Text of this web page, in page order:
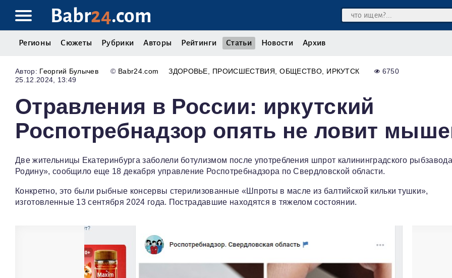
Babr24.com
Регионы Сюжеты Рубрики Авторы Рейтинги Статьи Новости Архив
Георгий Булычев © Babr24.com ЗДОРОВЬЕ ПРОИСШЕСТВИЯ ОБЩЕСТВО ИРКУТСК
6750
25.12.2024, 13:49
Отравления в России: иркутский
Роспотребнадзор опять не ловит
Две жительницы Екатеринбурга заболели ботулизмом после употребления шпрот калининградского
Родину», сообщило еще 18 декабря управление Роспотребнадзора по Свердловской области.
Конкретно, это были рыбные консервы стерилизованные «Шпроты в масле из балтийской кильки тушки»,
изготовленные 13 сентября 2024 года. Пострадавшие находятся в тяжелом состоянии.